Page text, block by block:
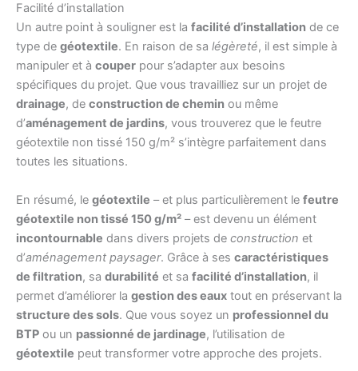
Facilité d’installation
Un autre point à souligner est la facilité d’installation de ce
type de géotextile. En raison de sa légèreté, il est simple à
manipuler et à couper pour s’adapter aux besoins
spécifiques du projet. Que vous travailliez sur un projet de
drainage, de construction de chemin ou même
d’aménagement de jardins, vous trouverez que le feutre
géotextile non tissé 150 g/m² s’intègre parfaitement dans
toutes les situations.
En résumé, le géotextile – et plus particulièrement le feutre
géotextile non tissé 150 g/m² – est devenu un élément
incontournable dans divers projets de construction et
d’aménagement paysager. Grâce à ses caractéristiques
de filtration, sa durabilité et sa facilité d’installation, il
permet d’améliorer la gestion des eaux tout en préservant la
structure des sols. Que vous soyez un professionnel du
BTP ou un passionné de jardinage, l’utilisation de
géotextile peut transformer votre approche des projets.